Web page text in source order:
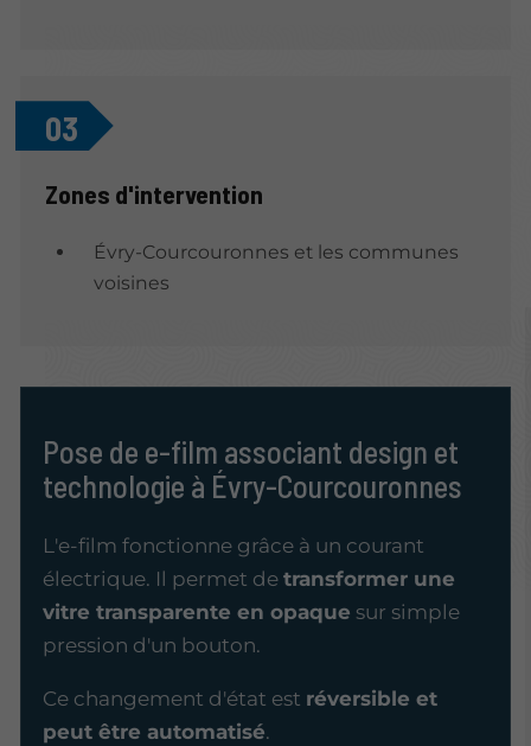
03
Zones d'intervention
Évry-Courcouronnes et les communes
voisines
Pose de e-film associant design et
technologie à Évry-Courcouronnes
L'e-film fonctionne grâce à un courant
électrique. Il permet detransformer une
vitre transparente en opaque sur simple
pression d'un bouton.
Ce changement d'état est réversible et
peut être automatisé.